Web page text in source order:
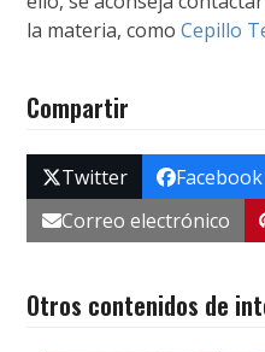
la materia, comoCepillo
Compartir
Twitter Facebook
Correo electrónico
Otros contenidos de